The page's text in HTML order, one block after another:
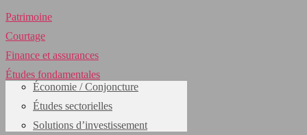
Patrimoine
Courtage
Finance et assurances
Études fondamentales
Économie / Conjoncture
Études sectorielles
Solutions d’investissement